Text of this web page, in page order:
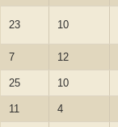
23 10
7 12
25 10
11 4